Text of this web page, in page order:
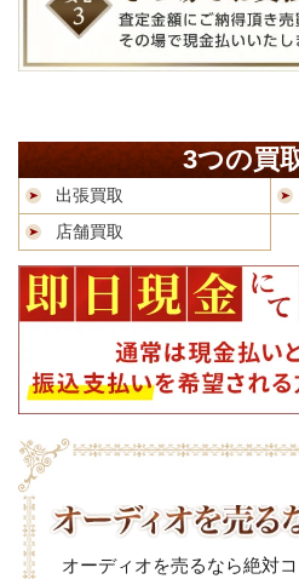
3つの買
出張買取
店舗買取
オーディオを売るなら絶対